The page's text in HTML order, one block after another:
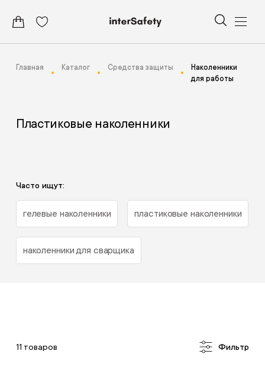
Главная Каталог Средства защиты
Наколенники
для работы
Пластиковые наколенники
Часто ищут:
гелевые наколенники пластиковые наколенники
наколенники для сварщика
11 товаров Фильтр